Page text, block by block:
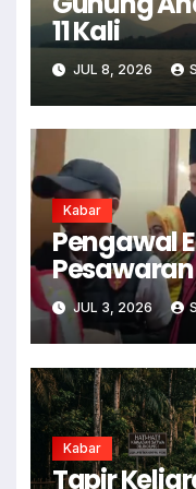
11 Kali
JUL 8, 2026
Kabar
Pengawal
Pukul
JUL 3, 2026
Kabar
Tapir